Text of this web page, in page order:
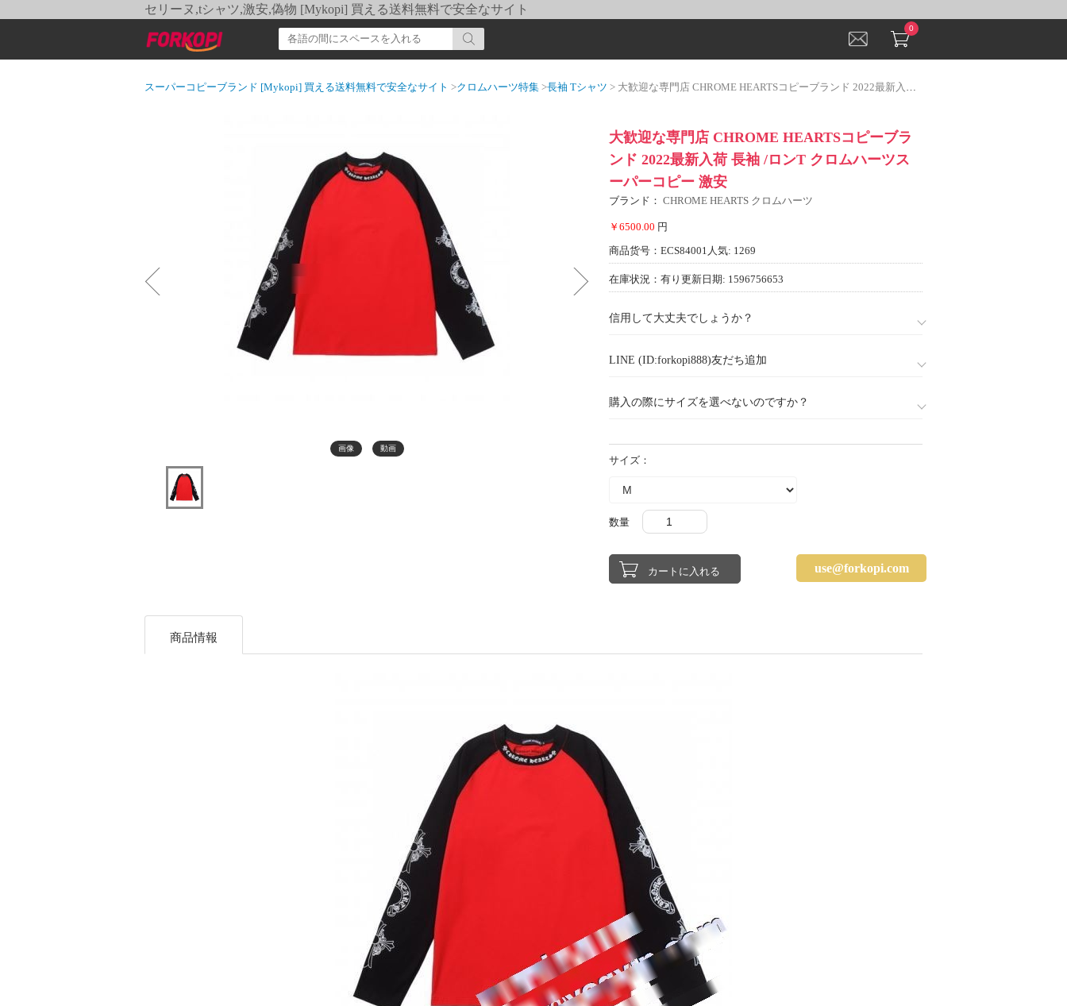
セリーヌ,tシャツ,激安,偽物 [Mykopi] 買える送料無料で安全なサイト
0
スーパーコピーブランド [Mykopi] 買える送料無料で安全なサイト >クロムハーツ特集 >長袖 Tシャツ > 大歓迎な専門店 CHROME HEARTSコピーブランド 2022最新入荷 長袖 /ロンT クロムハーツスーパーコピー 激安
画像 動画
大歓迎な専門店 CHROME HEARTSコピーブラ
ンド 2022最新入荷 長袖 /ロンT クロムハーツス
ーパーコピー 激安
ブランド： CHROME HEARTS クロムハーツ
￥6500.00 円
商品货号：ECS84001 人気: 1269
在庫状況：有り 更新日期: 1596756653
信用して大丈夫でしょうか？
LINE (ID:forkopi888)友だち追加
購入の際にサイズを選べないのですか？
サイズ：
数量
use@forkopi.com
商品情報